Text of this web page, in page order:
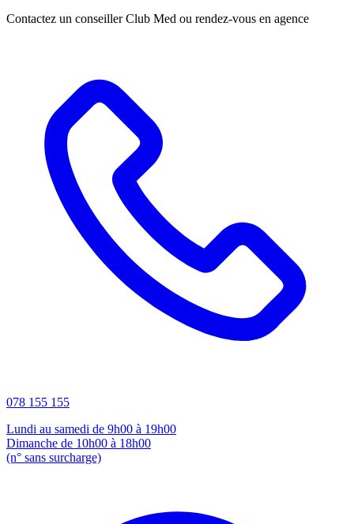
Contactez un conseiller Club Med ou rendez-vous en agence
078 155 155
Lundi au samedi de 9h00 à 19h00
Dimanche de 10h00 à 18h00
(n° sans surcharge)